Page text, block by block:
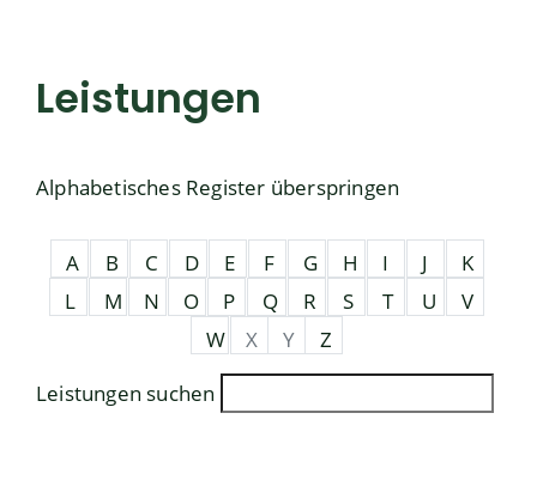
Leistungen
Alphabetisches Register überspringen
A B C D E F G H I J
K
L
M N O P Q R S T U
V
W
X Y
Z
Leistungen suchen